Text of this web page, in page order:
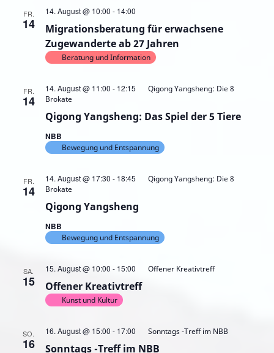
FR.
14
Migrationsberatung für erwachsene
Zugewanderte ab 27 Jahren
14. August @ 10:00 - 14:00
erwachsene
Zugewanderte
ab
27
Beratung und Information
FR.
14
Qigong Yangsheng: Das Spiel der 5 Tiere
14. August @ 11:00 - 12:15
Qigong Yangsheng: Die 8
Brokate
NBB
Bewegung und Entspannung
FR.
14
Qigong Yangsheng
14. August @ 17:30 - 18:45
Qigong Yangsheng: Die 8
Brokate
NBB
Bewegung und Entspannung
SA.
15 Offener Kreativtreff
15. August @ 10:00 - 15:00 Offener Kreativtreff
Kunst und Kultur
SO.
16 Sonntags -Treff im NBB
16. August @ 15:00 - 17:00 Sonntags -Treff im NBB